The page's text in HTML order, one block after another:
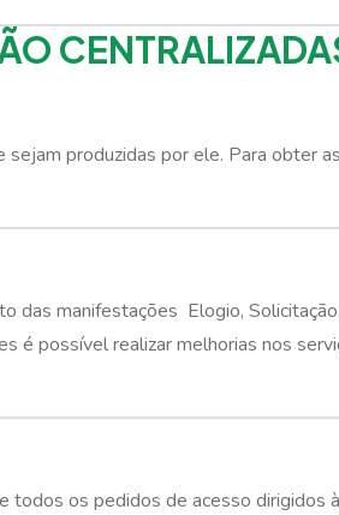
produzidas por ele. Para obter
manifestações  Elogio,
é possível realizar melhorias nos
todos os pedidos de acesso dirigidos